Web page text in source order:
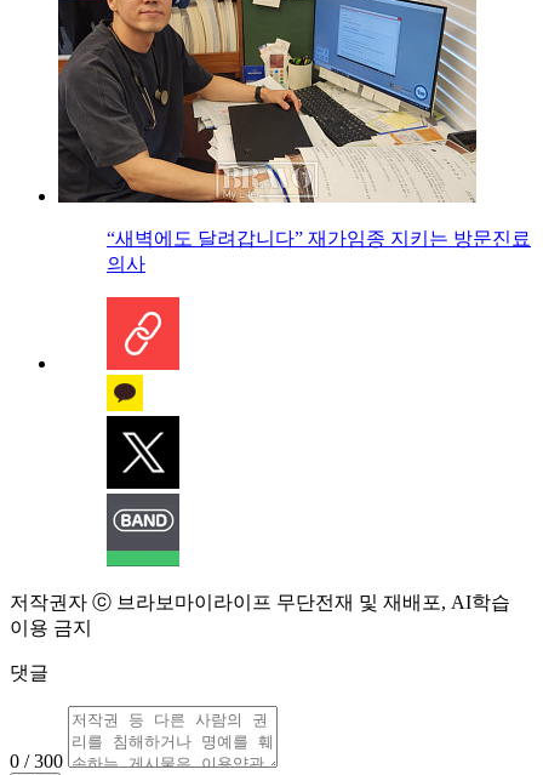
“새벽에도 달려갑니다” 재가임종 지키는 방문진료
의사
저작권자 ⓒ 브라보마이라이프 무단전재 및 재배포, AI학습
이용 금지
댓글
0 / 300